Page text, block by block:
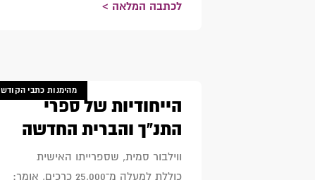
לכתבה המלאה >
מהימנות כתבי הקודש
הייחודיות של ספרי
התנ"ך והברית החדשה
ווילבור סמית, שספרייתו האישית
כוללת למעלה מ־25,000 כרכים, אומר: